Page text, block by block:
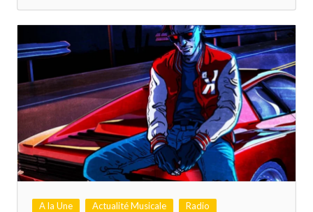
A la Une Actualité Musicale Radio